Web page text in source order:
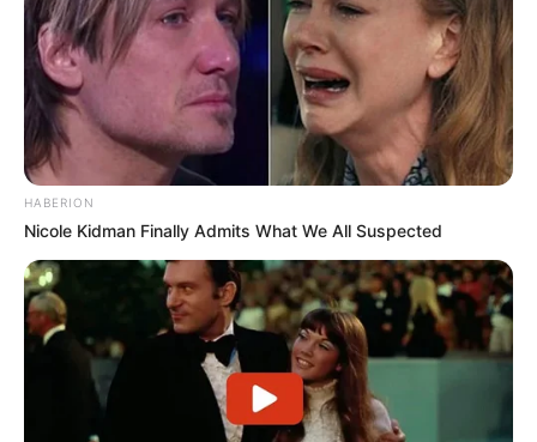
HABERION
Nicole Kidman Finally Admits What We All Suspected